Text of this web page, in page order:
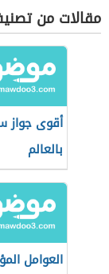
مقالات من
أقوى جواز
بالعالم
العوامل